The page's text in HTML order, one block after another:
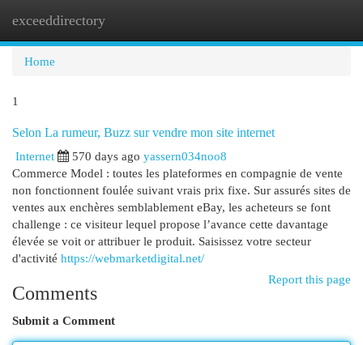
exceeddirectory
Home
1
Selon La rumeur, Buzz sur vendre mon site internet
Internet
570 days ago yassern034noo8
Commerce Model : toutes les plateformes en compagnie de vente
non fonctionnent foulée suivant vrais prix fixe. Sur assurés sites de
ventes aux enchères semblablement eBay, les acheteurs se font
challenge : ce visiteur lequel propose l’avance cette davantage
élevée se voit or attribuer le produit. Saisissez votre secteur
d'activité https://webmarketdigital.net/
Report this page
Comments
Submit a Comment